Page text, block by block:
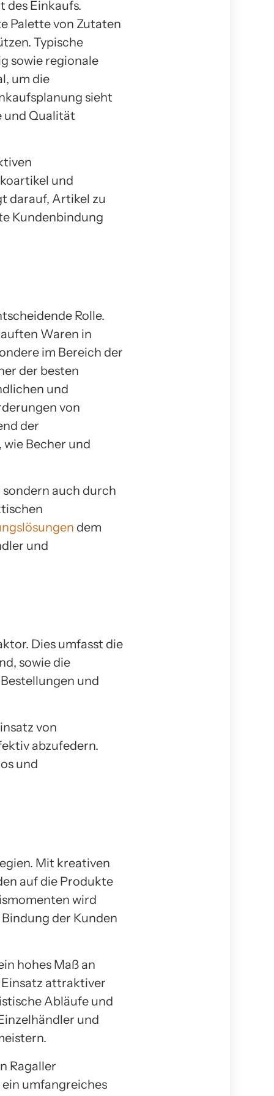
des Einkaufs.
Palette von Zutaten
Typische
sowie regionale
um die
sieht
und Qualität
und
darauf, Artikel zu
Kundenbindung
Rolle.
Waren in
im Bereich der
der besten
und
von
der
Becher und
auch durch
dem
und
Dies umfasst die
sowie die
und
von
abzufedern.
und
Mit kreativen
auf die Produkte
wird
der Kunden
hohes Maß an
attraktiver
Abläufe und
und
Ragaller
umfangreiches